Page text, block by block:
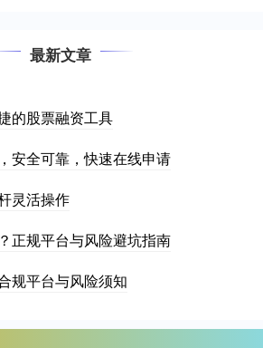
最新文章
的股票融资工具
安全可靠，快速在线申请
灵活操作
正规平台与风险避坑指南
规平台与风险须知